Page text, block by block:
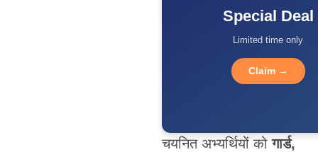
Special Deal
Limited time only
Claim →
चयनित अभ्यर्थियों कोगार्ड,